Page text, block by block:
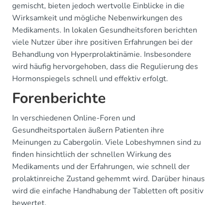
gemischt, bieten jedoch wertvolle Einblicke in die
Wirksamkeit und mögliche Nebenwirkungen des
Medikaments. In lokalen Gesundheitsforen berichten
viele Nutzer über ihre positiven Erfahrungen bei der
Behandlung von Hyperprolaktinämie. Insbesondere
wird häufig hervorgehoben, dass die Regulierung des
Hormonspiegels schnell und effektiv erfolgt.
Forenberichte
In verschiedenen Online-Foren und
Gesundheitsportalen äußern Patienten ihre
Meinungen zu Cabergolin. Viele Lobeshymnen sind zu
finden hinsichtlich der schnellen Wirkung des
Medikaments und der Erfahrungen, wie schnell der
prolaktinreiche Zustand gehemmt wird. Darüber hinaus
wird die einfache Handhabung der Tabletten oft positiv